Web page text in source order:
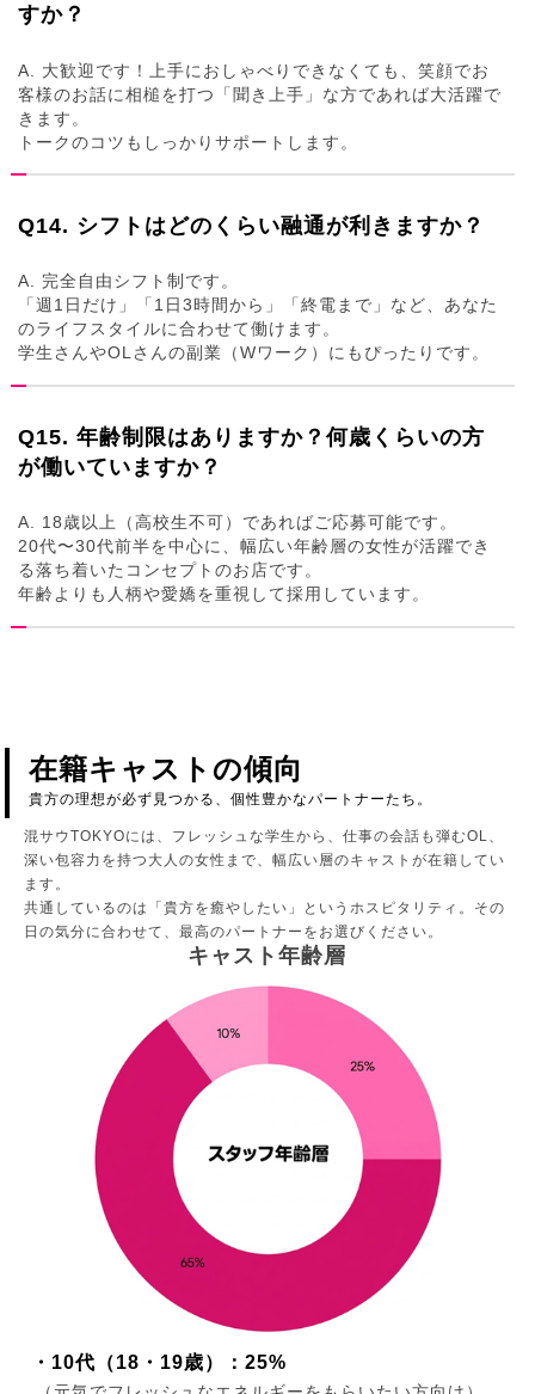
すか？
A. 大歓迎です！上手におしゃべりできなくても、笑顔でお
客様のお話に相槌を打つ「聞き上手」な方であれば大活躍で
きます。
トークのコツもしっかりサポートします。
Q14. シフトはどのくらい融通が利きますか？
A. 完全自由シフト制です。
「週1日だけ」「1日3時間から」「終電まで」など、あなた
のライフスタイルに合わせて働けます。
学生さんやOLさんの副業（Wワーク）にもぴったりです。
Q15. 年齢制限はありますか？何歳くらいの方
が働いていますか？
A. 18歳以上（高校生不可）であればご応募可能です。
20代〜30代前半を中心に、幅広い年齢層の女性が活躍でき
る落ち着いたコンセプトのお店です。
年齢よりも人柄や愛嬌を重視して採用しています。
在籍キャストの傾向
貴方の理想が必ず見つかる、個性豊かなパートナーたち。
混サウTOKYOには、フレッシュな学生から、仕事の会話も弾むOL、
深い包容力を持つ大人の女性まで、幅広い層のキャストが在籍してい
ます。
共通しているのは「貴方を癒やしたい」というホスピタリティ。その
日の気分に合わせて、最高のパートナーをお選びください。
キャスト年齢層
・10代（18・19歳）：25%